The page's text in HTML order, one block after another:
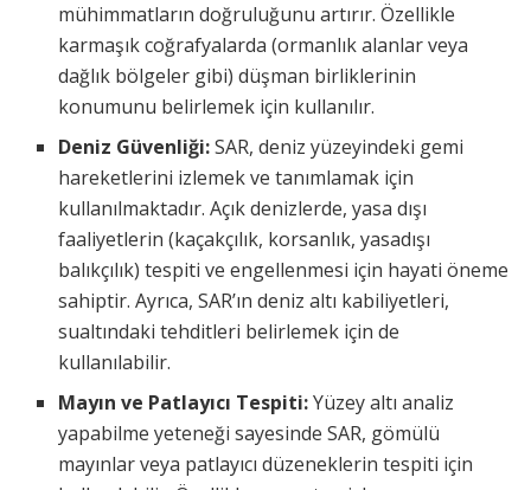
mühimmatların doğruluğunu artırır. Özellikle
karmaşık coğrafyalarda (ormanlık alanlar veya
dağlık bölgeler gibi) düşman birliklerinin
konumunu belirlemek için kullanılır.
Deniz Güvenliği:SAR, deniz yüzeyindeki gemi
hareketlerini izlemek ve tanımlamak için
kullanılmaktadır. Açık denizlerde, yasa dışı
faaliyetlerin (kaçakçılık, korsanlık, yasadışı
balıkçılık) tespiti ve engellenmesi için hayati öneme
sahiptir. Ayrıca, SAR’ın deniz altı kabiliyetleri,
sualtındaki tehditleri belirlemek için de
kullanılabilir.
Mayın ve Patlayıcı Tespiti:Yüzey altı analiz
yapabilme yeteneği sayesinde SAR, gömülü
mayınlar veya patlayıcı düzeneklerin tespiti için